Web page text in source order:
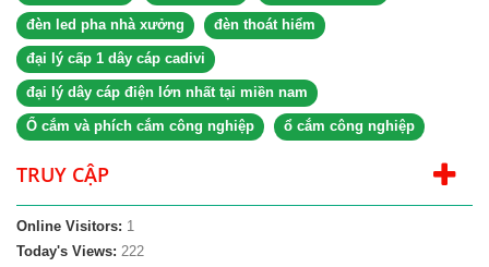
đèn led pha nhà xưởng đèn thoát hiểm
đại lý cấp 1 dây cáp cadivi
đại lý dây cáp điện lớn nhất tại miền nam
Ổ cắm và phích cắm công nghiệp ổ cắm công nghiệp
TRUY CẬP
Online Visitors: 1
Today's Views: 222